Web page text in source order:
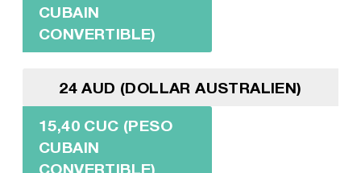
CUBAIN
CONVERTIBLE)
24 AUD (DOLLAR AUSTRALIEN)
15,40 CUC (PESO
CUBAIN
CONVERTIBLE)